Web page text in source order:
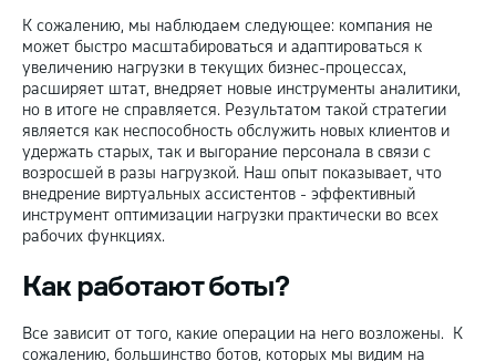
К сожалению, мы наблюдаем следующее: компания не
может быстро масштабироваться и адаптироваться к
увеличению нагрузки в текущих бизнес-процессах,
расширяет штат, внедряет новые инструменты аналитики,
но в итоге не справляется. Результатом такой стратегии
является как неспособность обслужить новых клиентов и
удержать старых, так и выгорание персонала в связи с
возросшей в разы нагрузкой. Наш опыт показывает, что
внедрение виртуальных ассистентов - эффективный
инструмент оптимизации нагрузки практически во всех
рабочих функциях.
Как работают боты?
Все зависит от того, какие операции на него возложены. К
сожалению, большинство ботов, которых мы видим на